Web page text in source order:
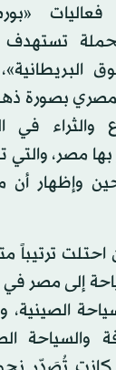
تستهدف
بصورة
والثراء في
بها مصر،
وإظهار
والسياحة